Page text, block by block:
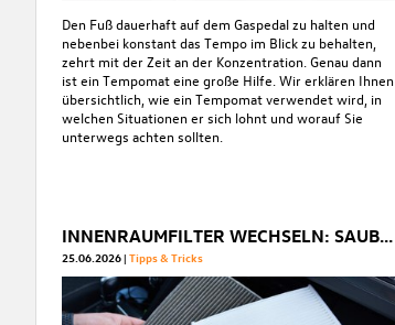
Den Fuß dauerhaft auf dem Gaspedal zu halten und
nebenbei konstant das Tempo im Blick zu behalten,
zehrt mit der Zeit an der Konzentration. Genau dann
ist ein Tempomat eine große Hilfe. Wir erklären Ihnen
übersichtlich, wie ein Tempomat verwendet wird, in
welchen Situationen er sich lohnt und worauf Sie
unterwegs achten sollten.
INNENRAUMFILTER WECHSELN: SAUBERE LUFT IM AUTO GARANTIERT
25.06.2026 Tipps & Tricks